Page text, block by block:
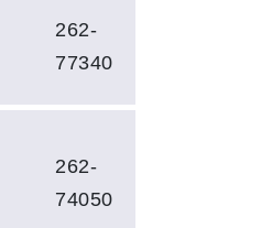
262-
77340
262-
74050